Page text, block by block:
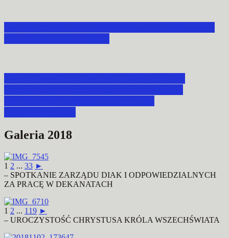
Galeria 2018
1 2 ... 33 ►
– SPOTKANIE ZARZĄDU DIAK I ODPOWIEDZIALNYCH
ZA PRACĘ W DEKANATACH
1 2 ... 119 ►
– UROCZYSTOŚĆ CHRYSTUSA KRÓLA WSZECHŚWIATA